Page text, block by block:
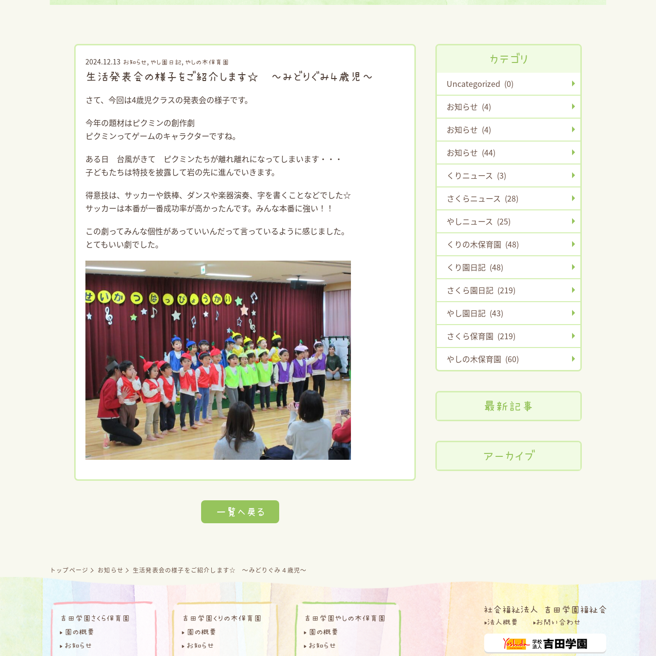
2024.12.13 お知らせ, やし園日記, やしの木保育園
生活発表会の様子をご紹介します☆ ～みどりぐみ４歳児～
さて、今回は4歳児クラスの発表会の様子です。
今年の題材はピクミンの創作劇
ピクミンってゲームのキャラクターですね。
ある日 台風がきて ピクミンたちが離れ離れになってしまいます・・・
子どもたちは特技を披露して岩の先に進んでいきます。
得意技は、サッカーや鉄棒、ダンスや楽器演奏、字を書くことなどでした☆
サッカーは本番が一番成功率が高かったんです。みんな本番に強い！！
この劇ってみんな個性があっていいんだって言っているように感じました。
とてもいい劇でした。
一覧へ戻る
カテゴリ
Uncategorized (0)
お知らせ (4)
お知らせ (4)
お知らせ (44)
くりニュース (3)
さくらニュース (28)
やしニュース (25)
くりの木保育園 (48)
くり園日記 (48)
さくら園日記 (219)
やし園日記 (43)
さくら保育園 (219)
やしの木保育園 (60)
最新記事
アーカイブ
トップページ お知らせ 生活発表会の様子をご紹介します☆ ～みどりぐみ４歳児～
吉田学園さくら保育園
園の概要
お知らせ
吉田学園くりの木保育園
園の概要
お知らせ
吉田学園やしの木保育園
園の概要
お知らせ
法人概要 お問い合わせ